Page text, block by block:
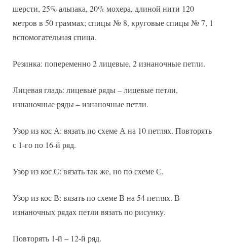
шерсти, 25% альпака, 20% мохера, длиной нити 120
метров в 50 граммах; спицы № 8, круговые спицы № 7, 1
вспомогательная спица.
Резинка: попеременно 2 лицевые, 2 изнаночные петли.
Лицевая гладь: лицевые ряды – лицевые петли,
изнаночные ряды – изнаночные петли.
Узор из кос А: вязать по схеме А на 10 петлях. Повторять
с 1-го по 16-й ряд.
Узор из кос С: вязать так же, но по схеме С.
Узор из кос В: вязать по схеме В на 54 петлях. В
изнаночных рядах петли вязать по рисунку.
Повторять 1-й – 12-й ряд.